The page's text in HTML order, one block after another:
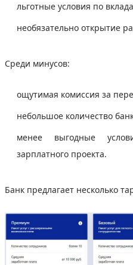
льготные условия по
необязательно открытие
Среди минусов:
ощутимая комиссия за
небольшое количество
менее выгодные
зарплатного проекта.
Банк предлагает несколько